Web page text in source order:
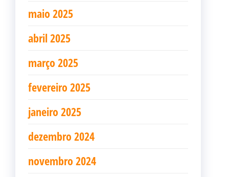
maio 2025
abril 2025
março 2025
fevereiro 2025
janeiro 2025
dezembro 2024
novembro 2024